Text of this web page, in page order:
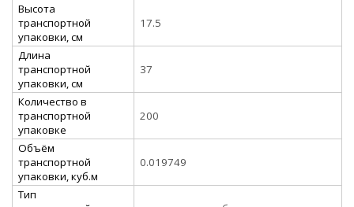
Высота
транспортной
упаковки, см
17.5
Длина
транспортной
упаковки, см
37
Количество в
транспортной
упаковке
200
Объём
транспортной
упаковки, куб.м
0.019749
Тип